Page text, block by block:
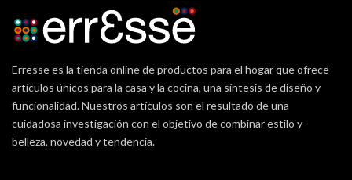
Erresse es la tienda online de productos para el hogar que ofrece
artículos únicos para la casa y la cocina, una síntesis de diseño y
funcionalidad. Nuestros artículos son el resultado de una
cuidadosa investigación con el objetivo de combinar estilo y
belleza, novedad y tendencia.